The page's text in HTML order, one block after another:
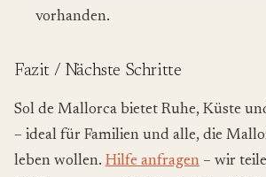
vorhanden.
Fazit / Nächste Schritte
Sol de Mallorca bietet Ruhe, Küste
– ideal für Familien und alle, die
leben wollen. Hilfe anfragen – wir